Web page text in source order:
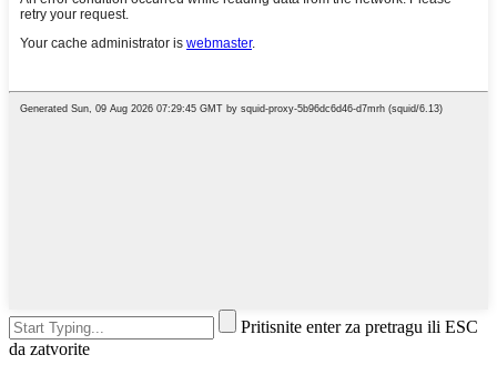
Pritisnite enter za pretragu ili ESC
da zatvorite